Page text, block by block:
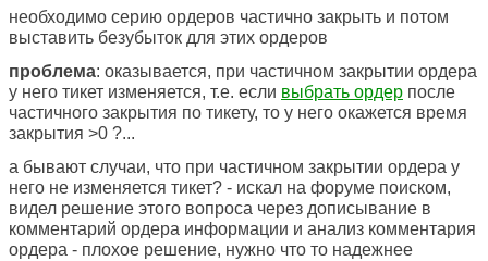
необходимо серию ордеров частично закрыть и потом
выставить безубыток для этих ордеров
проблема: оказывается, при частичном закрытии ордера
у него тикет изменяется, т.е. если выбрать ордер после
частичного закрытия по тикету, то у него окажется время
закрытия >0 ?...
а бывают случаи, что при частичном закрытии ордера у
него не изменяется тикет? - искал на форуме поиском,
видел решение этого вопроса через дописывание в
комментарий ордера информации и анализ комментария
ордера - плохое решение, нужно что то надежнее